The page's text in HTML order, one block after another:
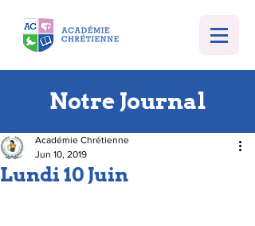
Notre Journal
Lundi 10 Juin
Académie Chrétienne
Jun 10, 2019